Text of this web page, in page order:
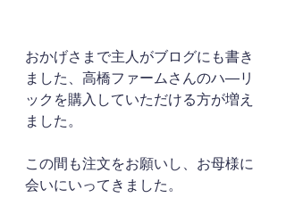
おかげさまで主人がブログにも書き
ました、高橋ファームさんのハ―リ
ックを購入していただける方が増え
ました。
この間も注文をお願いし、お母様に
会いにいってきました。